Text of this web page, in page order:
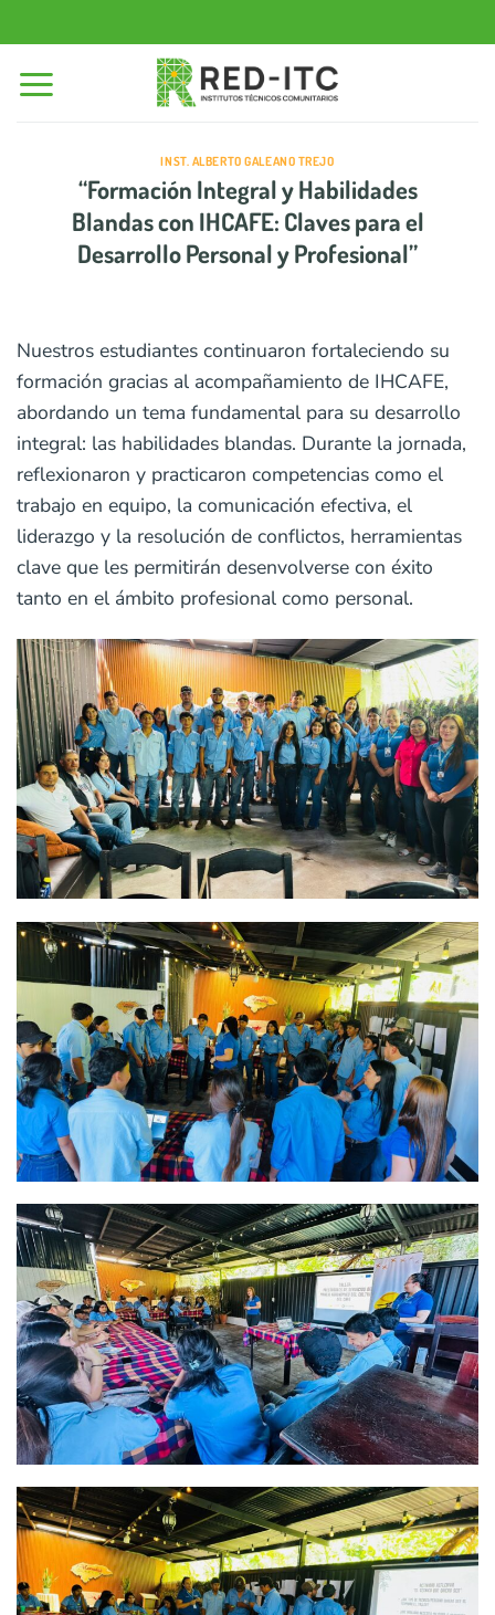
al
contenido
INST. ALBERTO GALEANO TREJO
“Formación Integral y Habilidades
Blandas con IHCAFE: Claves para el
Desarrollo Personal y Profesional”
Nuestros estudiantes continuaron fortaleciendo su
formación gracias al acompañamiento de IHCAFE,
abordando un tema fundamental para su desarrollo
integral: las habilidades blandas. Durante la jornada,
reflexionaron y practicaron competencias como el
trabajo en equipo, la comunicación efectiva, el
liderazgo y la resolución de conflictos, herramientas
clave que les permitirán desenvolverse con éxito
tanto en el ámbito profesional como personal.